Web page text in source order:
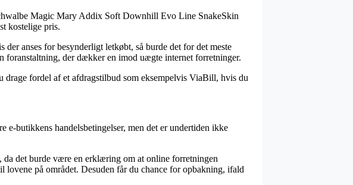
Magic Mary Addix Soft Downhill Evo Line SnakeSkin
kostelige pris.
anses for besynderligt letkøbt, så burde det for det meste
foranstaltning, der dækker en imod uægte internet forretninger.
fordel af et afdragstilbud som eksempelvis ViaBill, hvis du
e-butikkens handelsbetingelser, men det er undertiden ikke
det burde være en erklæring om at online forretningen
på området. Desuden får du chance for opbakning, ifald